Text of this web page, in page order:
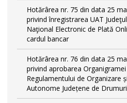
Hotărârea nr. 75 din data 25
privind înregistrarea UAT
Naţional Electronic de Plată
cardul bancar
Hotărârea nr. 76 din data 25
privind aprobarea
Regulamentului de Organizare
Autonome Județene de Drumuri